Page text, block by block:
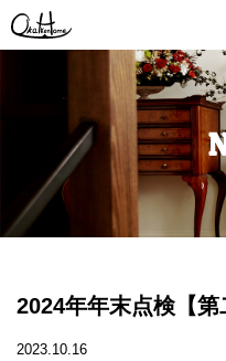
2024年年末点検【
2023.10.16